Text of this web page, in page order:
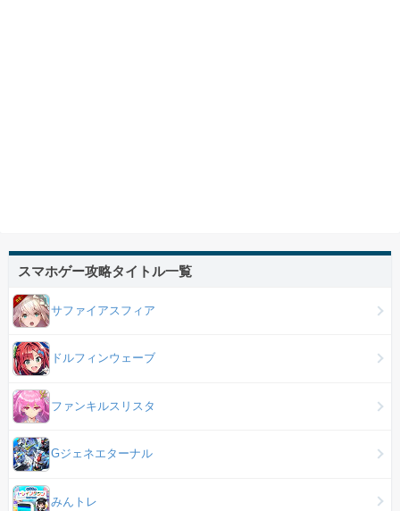
スマホゲー攻略タイトル一覧
サファイアスフィア
ドルフィンウェーブ
ファンキルスリスタ
Gジェネエターナル
みんトレ